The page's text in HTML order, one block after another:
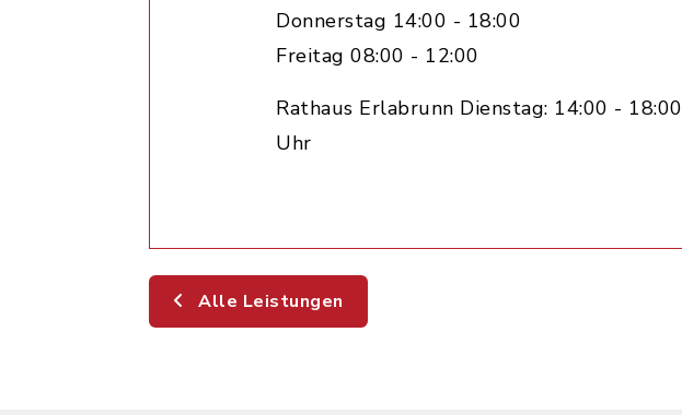
Donnerstag 14:00 - 18:00
Freitag 08:00 - 12:00
Rathaus Erlabrunn Dienstag: 14:00 - 18:00
Uhr
Alle Leistungen